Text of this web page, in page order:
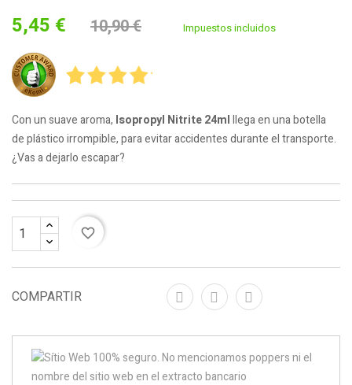
5,45 € 10,90 € Impuestos incluidos
Con un suave aroma, Isopropyl Nitrite 24mlllega en una botella
de plástico irrompible, para evitar accidentes durante el transporte.
¿Vas a dejarlo escapar?
favorite_border
COMPARTIR